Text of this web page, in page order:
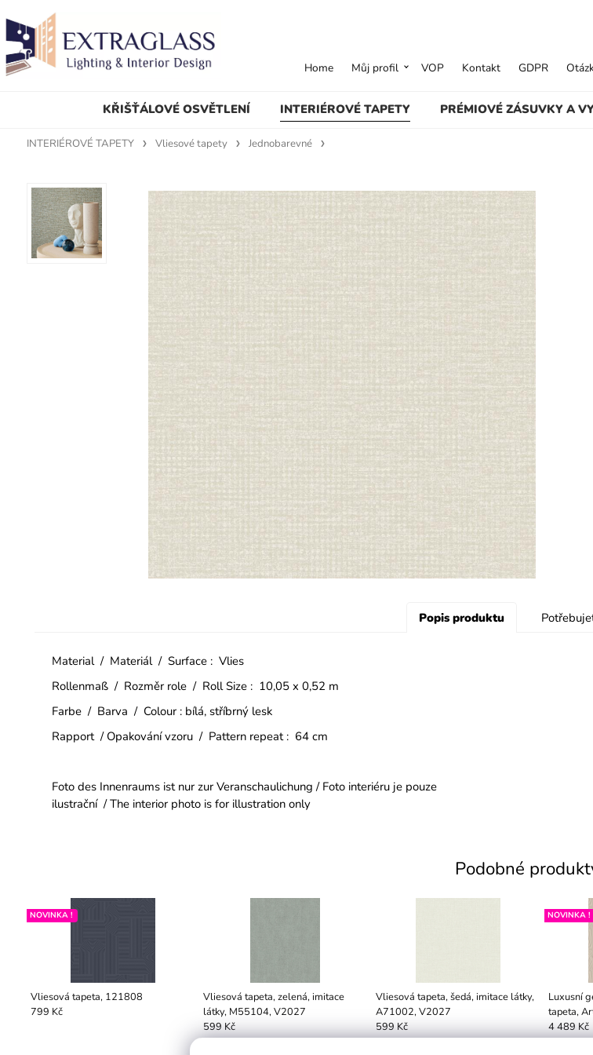
KŘIŠŤÁLOVÉ OSVĚTLENÍ INTERIÉROVÉ TAPETY PRÉMIOVÉ ZÁSUVKY A
Home Můj profil VOP Kontakt GDPR
INTERIÉROVÉ TAPETY Vliesové tapety Jednobarevné
Popis produktu
Material / Materiál / Surface : Vlies
Rollenmaß / Rozměr role / Roll Size : 10,05 x 0,52 m
Farbe / Barva / Colour : bílá, stříbrný lesk
Rapport / Opakování vzoru / Pattern repeat : 64 cm
Foto des Innenraums ist nur zur Veranschaulichung / Foto interiéru je pouze
ilustrační / The interior photo is for illustration only
Podobné
Vliesová tapeta, 121808
NOVINKA !
799 Kč
Vliesová tapeta, zelená, imitace
látky, M55104, V2027
599 Kč
Vliesová tapeta, šedá, imitace látky,
A71002, V2027
599 Kč
Luxusní
tapeta,
Trussardi
NOVINKA !
4 489 Kč